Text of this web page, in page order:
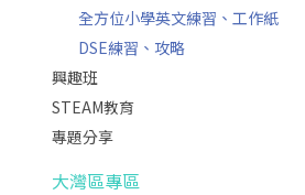
全方位小學英文練習、工作紙
DSE練習、攻略
興趣班
STEAM教育
專題分享
大灣區專區